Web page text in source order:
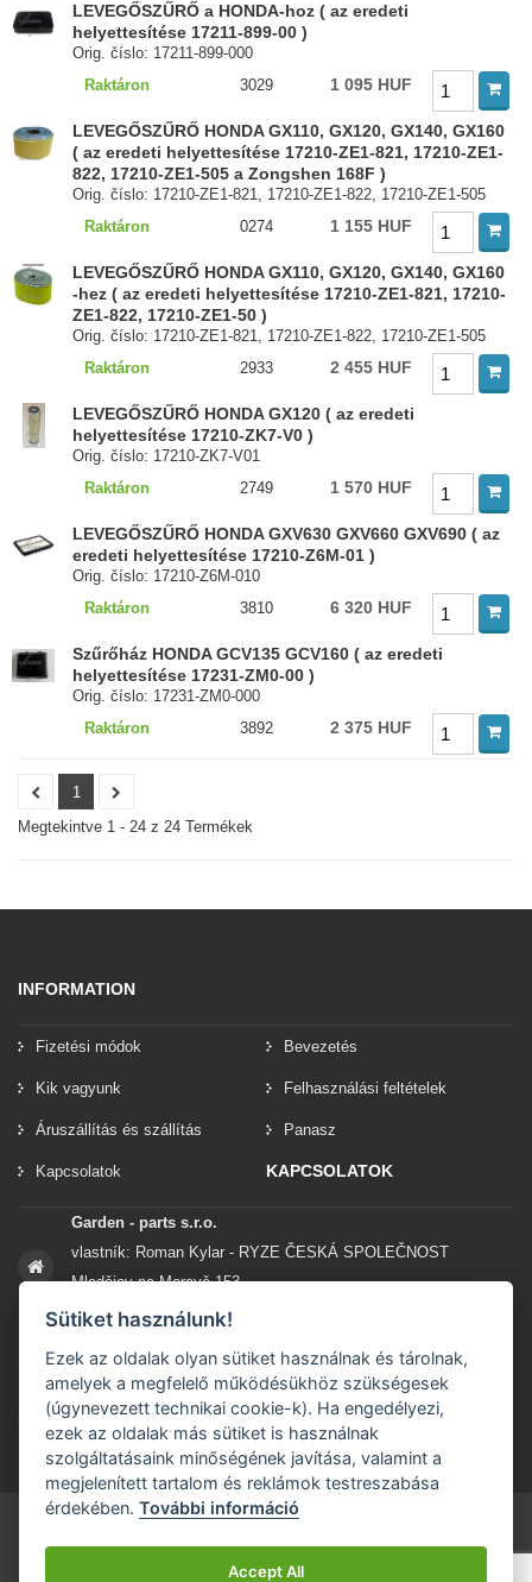
LEVEGŐSZŰRŐ a HONDA-hoz ( az eredeti
helyettesítése 17211-899-00 )
Orig. číslo: 17211-899-000
Raktáron
3029 1 095 HUF
LEVEGŐSZŰRŐ HONDA GX110, GX120, GX140, GX160
( az eredeti helyettesítése 17210-ZE1-821, 17210-ZE1-
822, 17210-ZE1-505 a Zongshen 168F )
Orig. číslo: 17210-ZE1-821, 17210-ZE1-822, 17210-ZE1-505
Raktáron
0274 1 155 HUF
LEVEGŐSZŰRŐ HONDA GX110, GX120, GX140, GX160
-hez ( az eredeti helyettesítése 17210-ZE1-821, 17210-
ZE1-822, 17210-ZE1-50 )
Orig. číslo: 17210-ZE1-821, 17210-ZE1-822, 17210-ZE1-505
Raktáron
2933 2 455 HUF
LEVEGŐSZŰRŐ HONDA GX120 ( az eredeti
helyettesítése 17210-ZK7-V0 )
Orig. číslo: 17210-ZK7-V01
Raktáron
2749 1 570 HUF
LEVEGŐSZŰRŐ HONDA GXV630 GXV660 GXV690 ( az
eredeti helyettesítése 17210-Z6M-01 )
Orig. číslo: 17210-Z6M-010
Raktáron
3810 6 320 HUF
Szűrőház HONDA GCV135 GCV160 ( az eredeti
helyettesítése 17231-ZM0-00 )
Orig. číslo: 17231-ZM0-000
Raktáron
3892 2 375 HUF
1
Megtekintve 1 - 24 z 24 Termékek
INFORMATION
Fizetési módok Bevezetés
Kik vagyunk Felhasználási feltételek
Áruszállítás és szállítás Panasz
Kapcsolatok KAPCSOLATOK
Garden - parts s.r.o.
vlastník: Roman Kylar - RYZE ČESKÁ SPOLEČNOST
Mladějov na Moravě 153
56935 Mladějov na Moravě
+420 777 96 96 03
info@garden-parts.cz
Sütiket használunk!
Ezek az oldalak olyan sütiket használnak és tárolnak,
amelyek a megfelelő működésükhöz szükségesek
(úgynevezett technikai cookie-k). Ha engedélyezi,
ezek az oldalak más sütiket is használnak
szolgáltatásaink minőségének javítása, valamint a
megjelenített tartalom és reklámok testreszabása
érdekében.További információ
Accept All